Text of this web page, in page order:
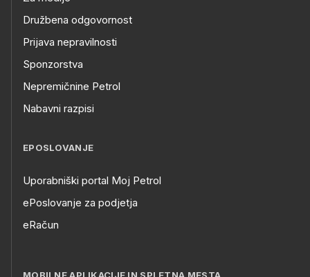
Družbena odgovornost
Prijava nepravilnosti
Sponzorstva
Nepremičnine Petrol
Nabavni razpisi
EPOSLOVANJE
Uporabniški portal Moj Petrol
ePoslovanje za podjetja
eRačun